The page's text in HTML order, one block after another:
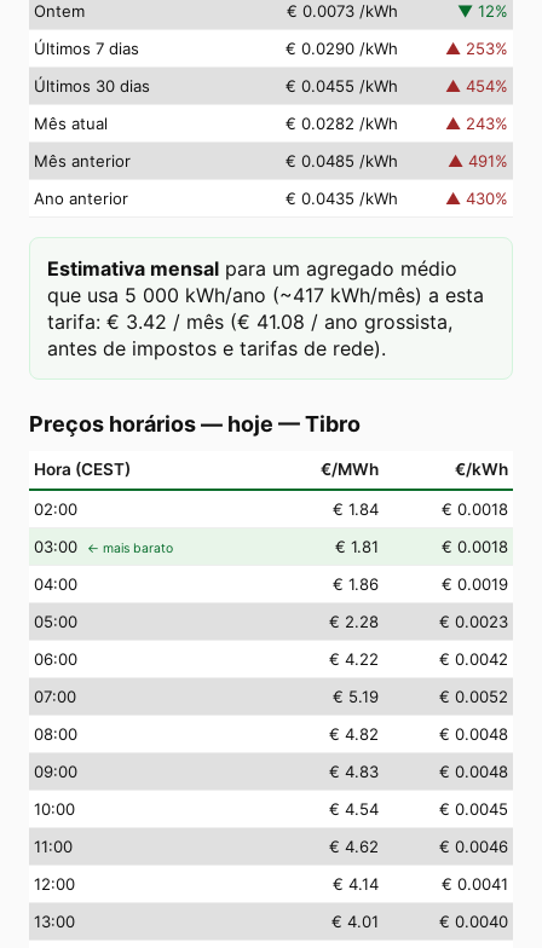
Ontem
€ 0.0073 /kWh ▼ 12%
Últimos 7 dias
€ 0.0290 /kWh ▲ 253%
Últimos 30 dias
€ 0.0455 /kWh ▲ 454%
Mês atual
€ 0.0282 /kWh ▲ 243%
Mês anterior
€ 0.0485 /kWh ▲ 491%
Ano anterior
€ 0.0435 /kWh ▲ 430%
Estimativa mensal para um agregado médio
que usa 5 000 kWh/ano (~417 kWh/mês) a esta
tarifa: € 3.42 / mês (€ 41.08 / ano grossista,
antes de impostos e tarifas de rede).
Preços horários — hoje —Tibro
Hora (CEST) €/MWh €/kWh
02:00 € 1.84
€ 0.0018
03:00 ← mais barato € 1.81
€ 0.0018
04:00 € 1.86
€ 0.0019
05:00 € 2.28
€ 0.0023
06:00 € 4.22
€ 0.0042
07:00 € 5.19
€ 0.0052
08:00 € 4.82
€ 0.0048
09:00 € 4.83
€ 0.0048
10:00 € 4.54
€ 0.0045
11:00 € 4.62
€ 0.0046
12:00 € 4.14
€ 0.0041
13:00 € 4.01
€ 0.0040